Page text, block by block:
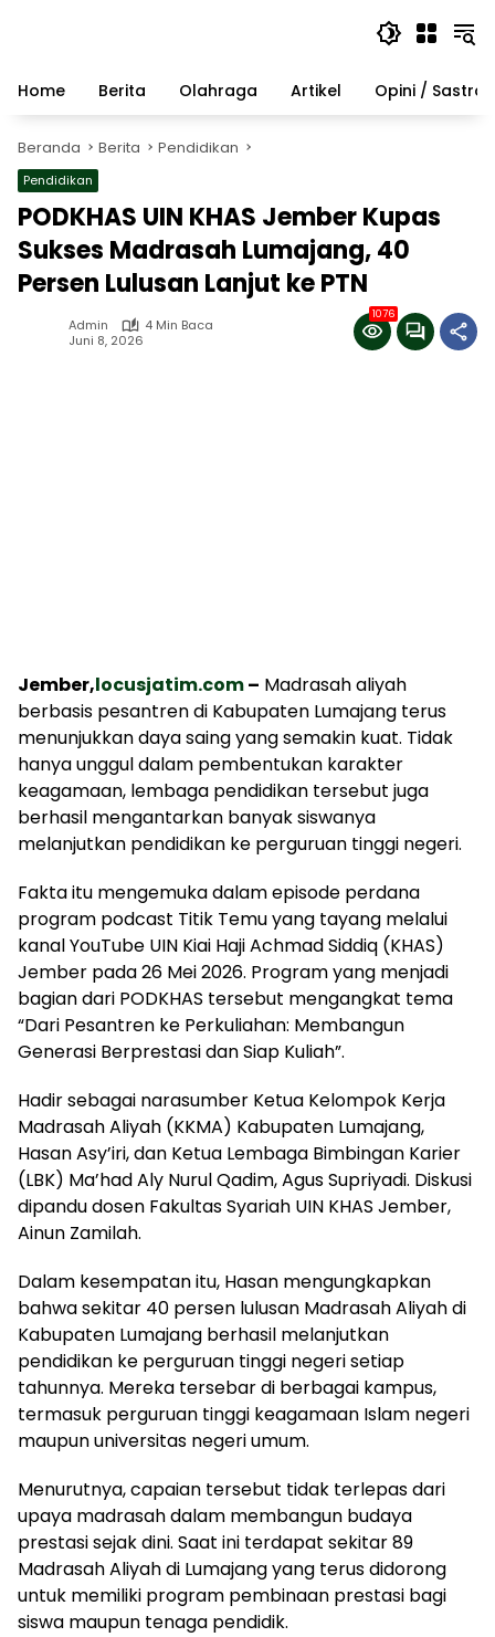
Home
Berita Olahraga Artikel Opini / Sastra
Beranda Berita Pendidikan
Pendidikan
PODKHAS UIN KHAS Jember Kupas
Sukses Madrasah Lumajang, 40
Persen Lulusan Lanjut ke PTN
Admin
4 Min Baca
Juni 8, 2026
1076
Jember,locusjatim.com– Madrasah aliyah
berbasis pesantren di Kabupaten Lumajang terus
menunjukkan daya saing yang semakin kuat. Tidak
hanya unggul dalam pembentukan karakter
keagamaan, lembaga pendidikan tersebut juga
berhasil mengantarkan banyak siswanya
melanjutkan pendidikan ke perguruan tinggi negeri.
Fakta itu mengemuka dalam episode perdana
program podcast Titik Temu yang tayang melalui
kanal YouTube UIN Kiai Haji Achmad Siddiq (KHAS)
Jember pada 26 Mei 2026. Program yang menjadi
bagian dari PODKHAS tersebut mengangkat tema
“Dari Pesantren ke Perkuliahan: Membangun
Generasi Berprestasi dan Siap Kuliah”.
Hadir sebagai narasumber Ketua Kelompok Kerja
Madrasah Aliyah (KKMA) Kabupaten Lumajang,
Hasan Asy’iri, dan Ketua Lembaga Bimbingan Karier
(LBK) Ma’had Aly Nurul Qadim, Agus Supriyadi. Diskusi
dipandu dosen Fakultas Syariah UIN KHAS Jember,
Ainun Zamilah.
Dalam kesempatan itu, Hasan mengungkapkan
bahwa sekitar 40 persen lulusan Madrasah Aliyah di
Kabupaten Lumajang berhasil melanjutkan
pendidikan ke perguruan tinggi negeri setiap
tahunnya. Mereka tersebar di berbagai kampus,
termasuk perguruan tinggi keagamaan Islam negeri
maupun universitas negeri umum.
Menurutnya, capaian tersebut tidak terlepas dari
upaya madrasah dalam membangun budaya
prestasi sejak dini. Saat ini terdapat sekitar 89
Madrasah Aliyah di Lumajang yang terus didorong
untuk memiliki program pembinaan prestasi bagi
siswa maupun tenaga pendidik.